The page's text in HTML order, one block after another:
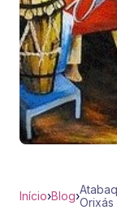
Início›Blog›Orixás